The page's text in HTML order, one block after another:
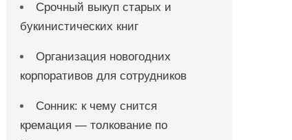
Срочный выкуп старых и
букинистических книг
Организация новогодних
корпоративов для сотрудников
Сонник: к чему снится
кремация — толкование по